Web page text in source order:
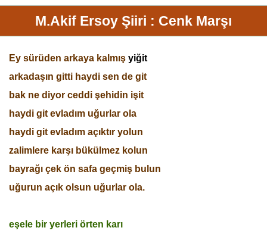
M.Akif Ersoy Şiiri : Cenk Marşı
Ey sürüden arkaya kalmış yiğit
arkadaşın gitti haydi sen de git
bak ne diyor ceddi şehidin işit
haydi git evladım uğurlar ola
haydi git evladım açıktır yolun
zalimlere karşı bükülmez kolun
bayrağı çek ön safa geçmiş bulun
uğurun açık olsun uğurlar ola.
eşele bir yerleri örten karı